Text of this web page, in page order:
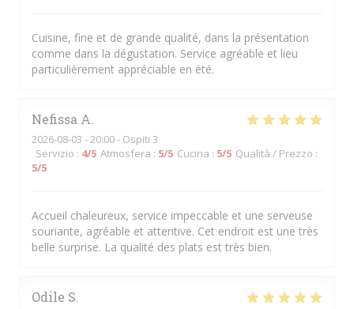
Cuisine, fine et de grande qualité, dans la présentation
comme dans la dégustation. Service agréable et lieu
particulièrement appréciable en été.
Nefissa A
2026-08-03 - 20:00 - Ospiti 3
Servizio : 4/5 Atmosfera : 5/5 Cucina : 5/5 Qualità / Prezzo :
5/5
Accueil chaleureux, service impeccable et une serveuse
souriante, agréable et attentive. Cet endroit est une très
belle surprise. La qualité des plats est très bien.
Odile S